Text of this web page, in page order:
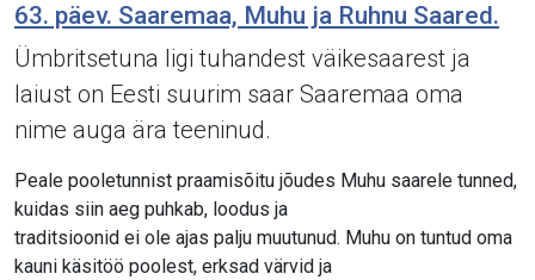
63. päev. Saaremaa, Muhu ja Ruhnu Saared.
Ümbritsetuna ligi tuhandest väikesaarest ja
laiust on Eesti suurim saar Saaremaa oma
nime auga ära teeninud.
Peale pooletunnist praamisõitu jõudes Muhu saarele tunned,
kuidas siin aeg puhkab, loodus ja
traditsioonid ei ole ajas palju muutunud. Muhu on tuntud oma
kauni käsitöö poolest, erksad värvid ja